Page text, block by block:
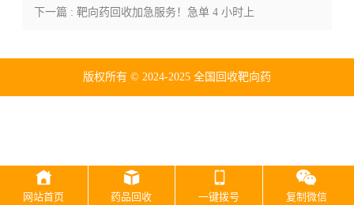
赔付，权益无忧
下一篇 : 靶向药回收加急服务！急单 4 小时上
版权所有 © 2024-2025 全国回收靶向药
网站首页 药品回收 一键拨号 复制微信